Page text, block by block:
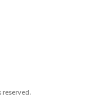
reserved.